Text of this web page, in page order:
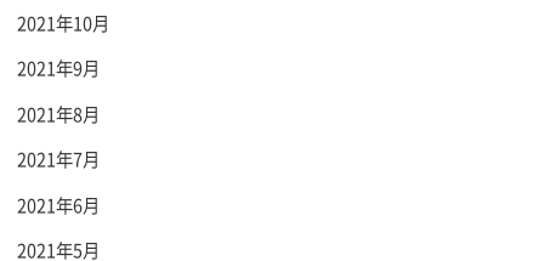
2021年10月
2021年9月
2021年8月
2021年7月
2021年6月
2021年5月